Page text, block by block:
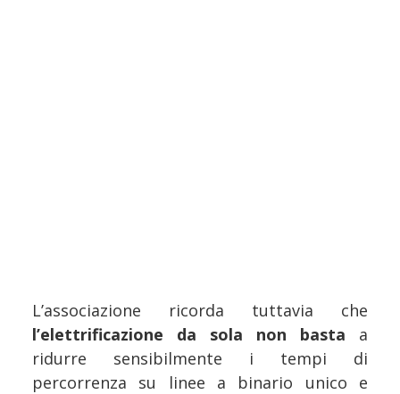
L’associazione ricorda tuttavia che
l’elettrificazione da sola non basta a
ridurre sensibilmente i tempi di
percorrenza su linee a binario unico e